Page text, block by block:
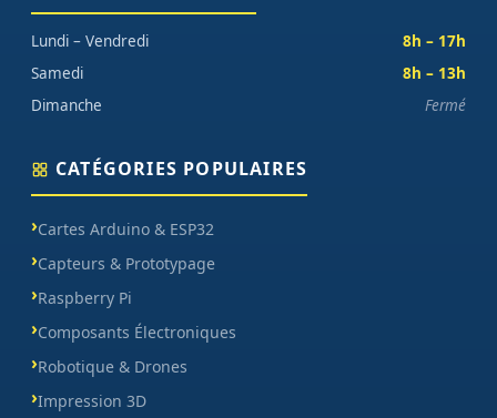
Lundi – Vendredi
8h – 17h
Samedi
8h – 13h
Dimanche
Fermé
CATÉGORIES POPULAIRES
Cartes Arduino & ESP32
Capteurs & Prototypage
Raspberry Pi
Composants Électroniques
Robotique & Drones
Impression 3D